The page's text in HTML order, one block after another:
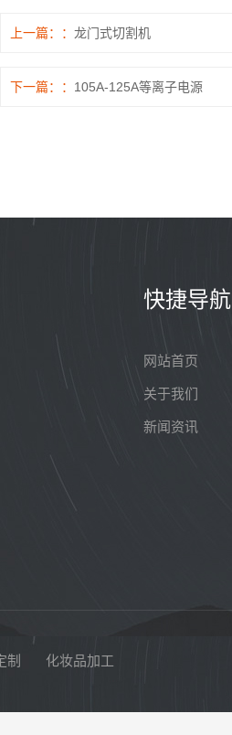
上一篇： 龙门式切割机
下一篇： 105A-125A等离子电源
快捷导航
网站首页
关于我们
新闻资讯
制 化妆品加工